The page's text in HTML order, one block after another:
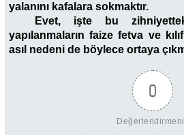
yalanını kafalara sokmaktır.
Evet, işte bu
yapılanmaların faize fetva ve
asıl nedeni de böylece ortaya
0